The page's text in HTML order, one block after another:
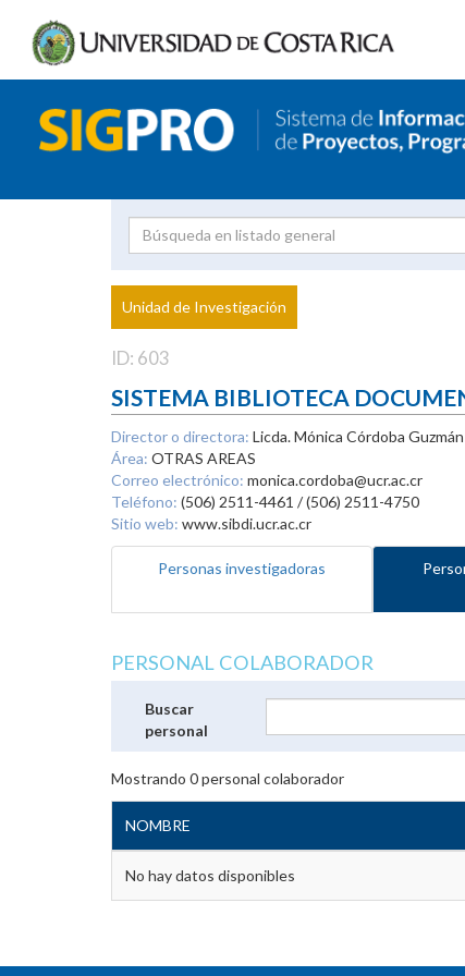
Proyecto
Investigador
Unidad de Investigación
ID: 603
SISTEMA BIBLIOTECA
Director o directora: Licda. Mónica Córdoba Guzmán
Área: OTRAS AREAS
Correo electrónico: monica.cordoba@ucr.ac.cr
Teléfono: (506) 2511-4461 / (506) 2511-4750
Sitio web: www.sibdi.ucr.ac.cr
Personas investigadoras
PERSONAL COLABORADOR
Buscar
personal
Mostrando 0personal colaborador
NOMBRE
No hay datos disponibles